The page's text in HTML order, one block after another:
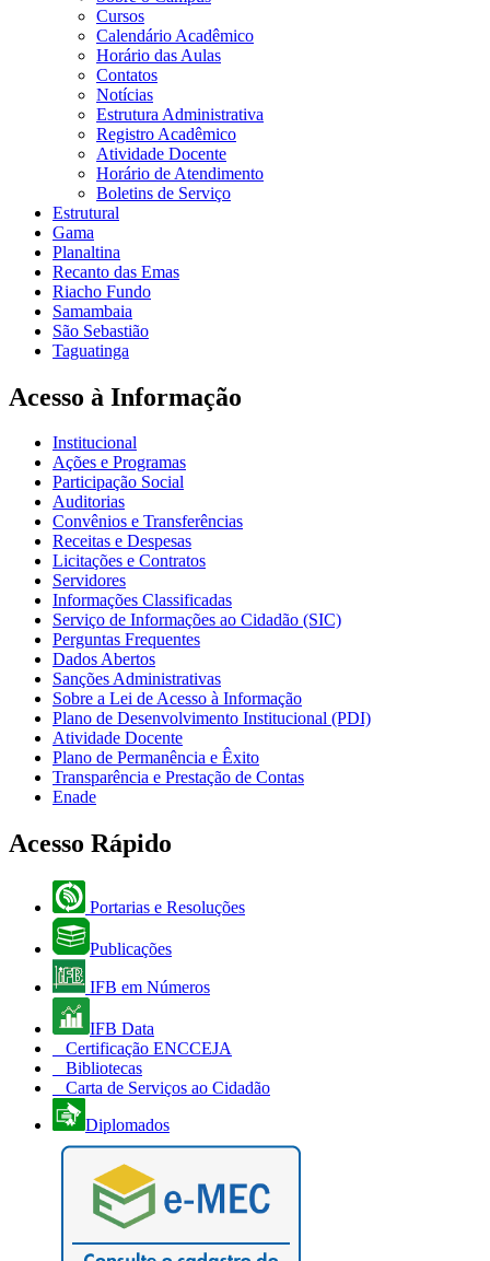
Cursos
Calendário Acadêmico
Horário das Aulas
Contatos
Notícias
Estrutura Administrativa
Registro Acadêmico
Atividade Docente
Horário de Atendimento
Boletins de Serviço
Estrutural
Gama
Planaltina
Recanto das Emas
Riacho Fundo
Samambaia
São Sebastião
Taguatinga
Acesso à Informação
Institucional
Ações e Programas
Participação Social
Auditorias
Convênios e Transferências
Receitas e Despesas
Licitações e Contratos
Servidores
Informações Classificadas
Serviço de Informações ao Cidadão (SIC)
Perguntas Frequentes
Dados Abertos
Sanções Administrativas
Sobre a Lei de Acesso à Informação
Plano de Desenvolvimento Institucional (PDI)
Atividade Docente
Plano de Permanência e Êxito
Transparência e Prestação de Contas
Enade
Acesso Rápido
Portarias e Resoluções
Publicações
IFB em Números
IFB Data
Certificação ENCCEJA
Bibliotecas
Carta de Serviços ao Cidadão
Diplomados